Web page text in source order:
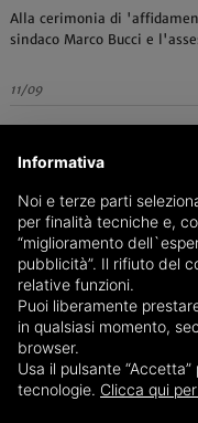
Alla cerimonia di
sindaco Marco Bucci e
11/09
Informativa
Noi e terze parti
per finalità tecniche e,
“miglioramento
pubblicità”. Il rifiuto del
relative funzioni.
Puoi liberamente
in qualsiasi momento,
browser.
Usa il pulsante
tecnologie. Clicca qui